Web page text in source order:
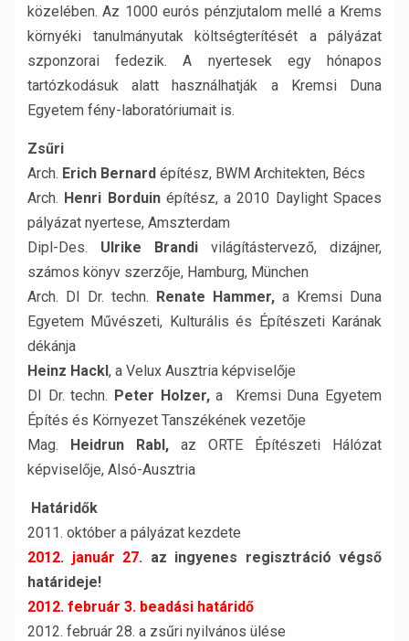
közelében. Az 1000 eurós pénzjutalom mellé a Krems
környéki tanulmányutak költségterítését a pályázat
szponzorai fedezik. A nyertesek egy hónapos
tartózkodásuk alatt használhatják a Kremsi Duna
Egyetem fény-laboratóriumait is.
Zsűri
Arch. Erich Bernard építész, BWM Architekten, Bécs
Arch. Henri Borduinépítész, a 2010 Daylight Spaces
pályázat nyertese, Amszterdam
Dipl-Des. Ulrike Brandi világítástervező, dizájner,
számos könyv szerzője, Hamburg, München
Arch. DI Dr. techn. Renate Hammer, a Kremsi Duna
Egyetem Művészeti, Kulturális és Építészeti Karának
dékánja
Heinz Hackl, a Velux Ausztria képviselője
DI Dr. techn. Peter Holzer,a Kremsi Duna Egyetem
Építés és Környezet Tanszékének vezetője
Mag. Heidrun Rabl, az ORTE Építészeti Hálózat
képviselője, Alsó-Ausztria
Határidők
2011. október a pályázat kezdete
2012. január 27. az ingyenes regisztráció végső
határideje!
2012. február 3. beadási határidő
2012. február 28. a zsűri nyilvános ülése